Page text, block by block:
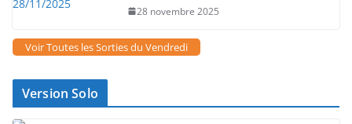
28 novembre 2025
Voir Toutes les Sorties du Vendredi
Version Solo